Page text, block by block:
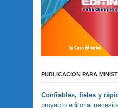
PUBLICACION PARA
Confiables, fieles y
proyecto editorial